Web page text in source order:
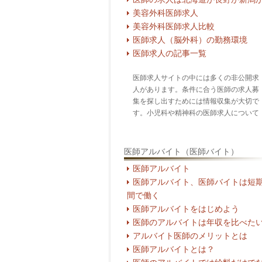
美容外科医師求人
美容外科医師求人比較
医師求人（脳外科）の勤務環境
医師求人の記事一覧
医師求人サイトの中には多くの非公開求
人があります。条件に合う医師の求人募
集を探し出すためには情報収集が大切で
す。小児科や精神科の医師求人について
医師アルバイト（医師バイト）
医師アルバイト
医師アルバイト、医師バイトは短
間で働く
医師アルバイトをはじめよう
医師のアルバイトは年収を比べた
アルバイト医師のメリットとは
医師アルバイトとは？